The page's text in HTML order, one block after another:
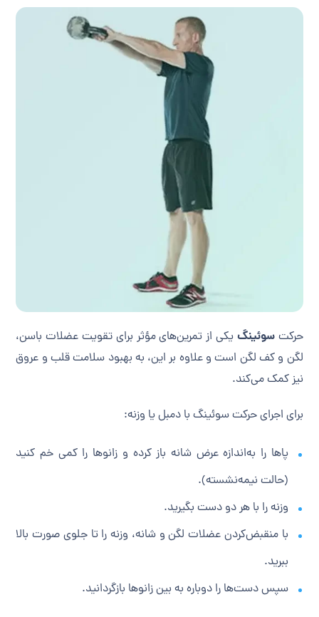
حرکتسوئینگ یکی از تمرین‌های مؤثر برای تقویت عضلات باسن،
لگن و کف لگن است و علاوه بر این، به بهبود سلامت قلب و عروق
نیز کمک می‌کند.
برای اجرای حرکت سوئینگ با دمبل یا وزنه:
پاها را به‌اندازه عرض شانه باز کرده و زانوها را کمی خم کنید
(حالت نیمه‌نشسته).
وزنه را با هر دو دست بگیرید.
با منقبض‌کردن عضلات لگن و شانه، وزنه را تا جلوی صورت بالا
ببرید.
سپس دست‌ها را دوباره به بین زانوها بازگردانید.